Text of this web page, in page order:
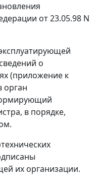
от 23.05.98 N
о
(приложение к
орган
в порядке,
их организации.